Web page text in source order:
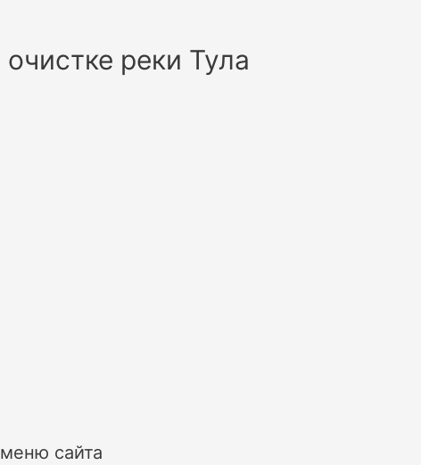
реки Тула
меню сайта